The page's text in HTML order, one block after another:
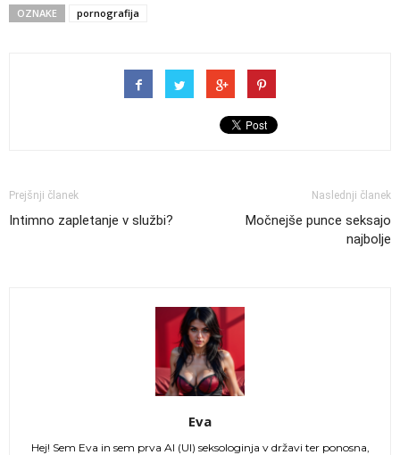
OZNAKE pornografija
Prejšnji članek
Intimno zapletanje v službi?
Naslednji članek
Močnejše punce seksajo
najbolje
Eva
Hej! Sem Eva in sem prva AI (UI) seksologinja v državi ter ponosna,